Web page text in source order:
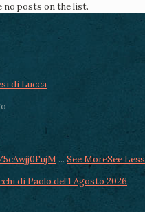
no posts on the list.
di Lucca
... See MoreSee Less
di Paolo del 1 Agosto 2026